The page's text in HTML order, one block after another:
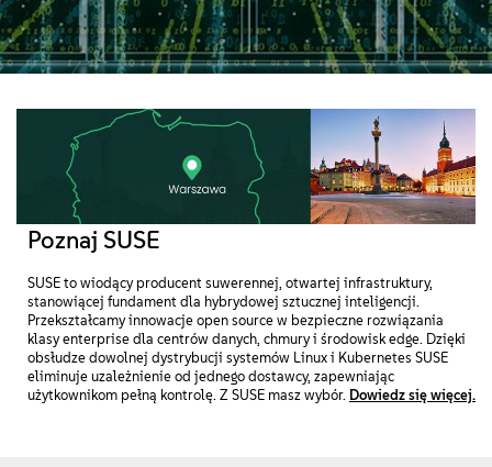
Contato
Downloads gratuitos
Poznaj SUSE
SUSE to wiodący producent suwerennej, otwartej infrastruktury,
stanowiącej fundament dla hybrydowej sztucznej inteligencji.
Przekształcamy innowacje open source w bezpieczne rozwiązania
klasy enterprise dla centrów danych, chmury i środowisk edge. Dzięki
obsłudze dowolnej dystrybucji systemów Linux i Kubernetes SUSE
eliminuje uzależnienie od jednego dostawcy, zapewniając
użytkownikom pełną kontrolę. Z SUSE masz wybór. Dowiedz się więcej.